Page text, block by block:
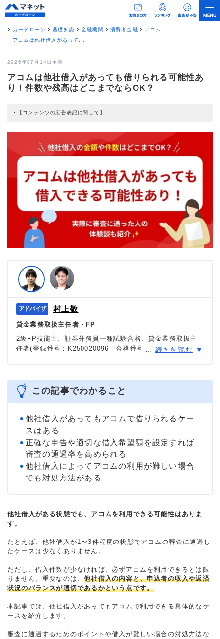
カードローン 基礎知識 金融機関 消費者金融
アコム
アコムは他社借入があって...
2026年07月14日更新
アコムは他社借入があっても借りられる可能性あ
り！件数や残高はどこまでならOK？
【コンテンツの広告表記に関して】
すると弊社に対して企業から紹介報酬が支払われるという収益モデルです。 た
だし、特定の商品を根拠なくPRするものではなく、当編集部の調査／ユーザー
への口コミ収集などに基づき、公平性を担保した情報提供を行っています。
>提携企業一覧
村上敬
貸金業務取扱主任者・FP
2級FP技能士、証券外務員一種試験合格、貸金業務取扱主
任者(登録番号：K250020096、合格番号：第F241000177
ン、FX、不動産、保険など、多くの金融領域における情報
メディアの編集・監修に携わり、実績は計2000本以上。ロ
ーン利用者へのインタビューなども多数実施し、専門知識
＞＞公式ページ
続きを読む
この記事でわかること
他社借入があってもアコムで借りられるケー
スはある
正確な申告や適切な借入希望額を設定すれば
審査の通過率を高められる
他社借入によってアコムの利用が難しい場合
でも対処方法がある
他社借入がある状態でも、アコムを利用できる可能性はありま
す。
たとえば、他社借入が1〜3件程度の状態でアコムの審査に通過し
たケースは少なくありません。
ただし、借入件数が少なければ、必ずアコムを利用できるとは限
りません。重要なのは、他社借入の内容と、申込者の収入や返済
状況のバランスが適切であるかという点です。
本記事では、他社借入があってもアコムで利用できる具体的なケ
ースを紹介します。
審査に通過するためのポイントや借入が難しい場合の対処方法な